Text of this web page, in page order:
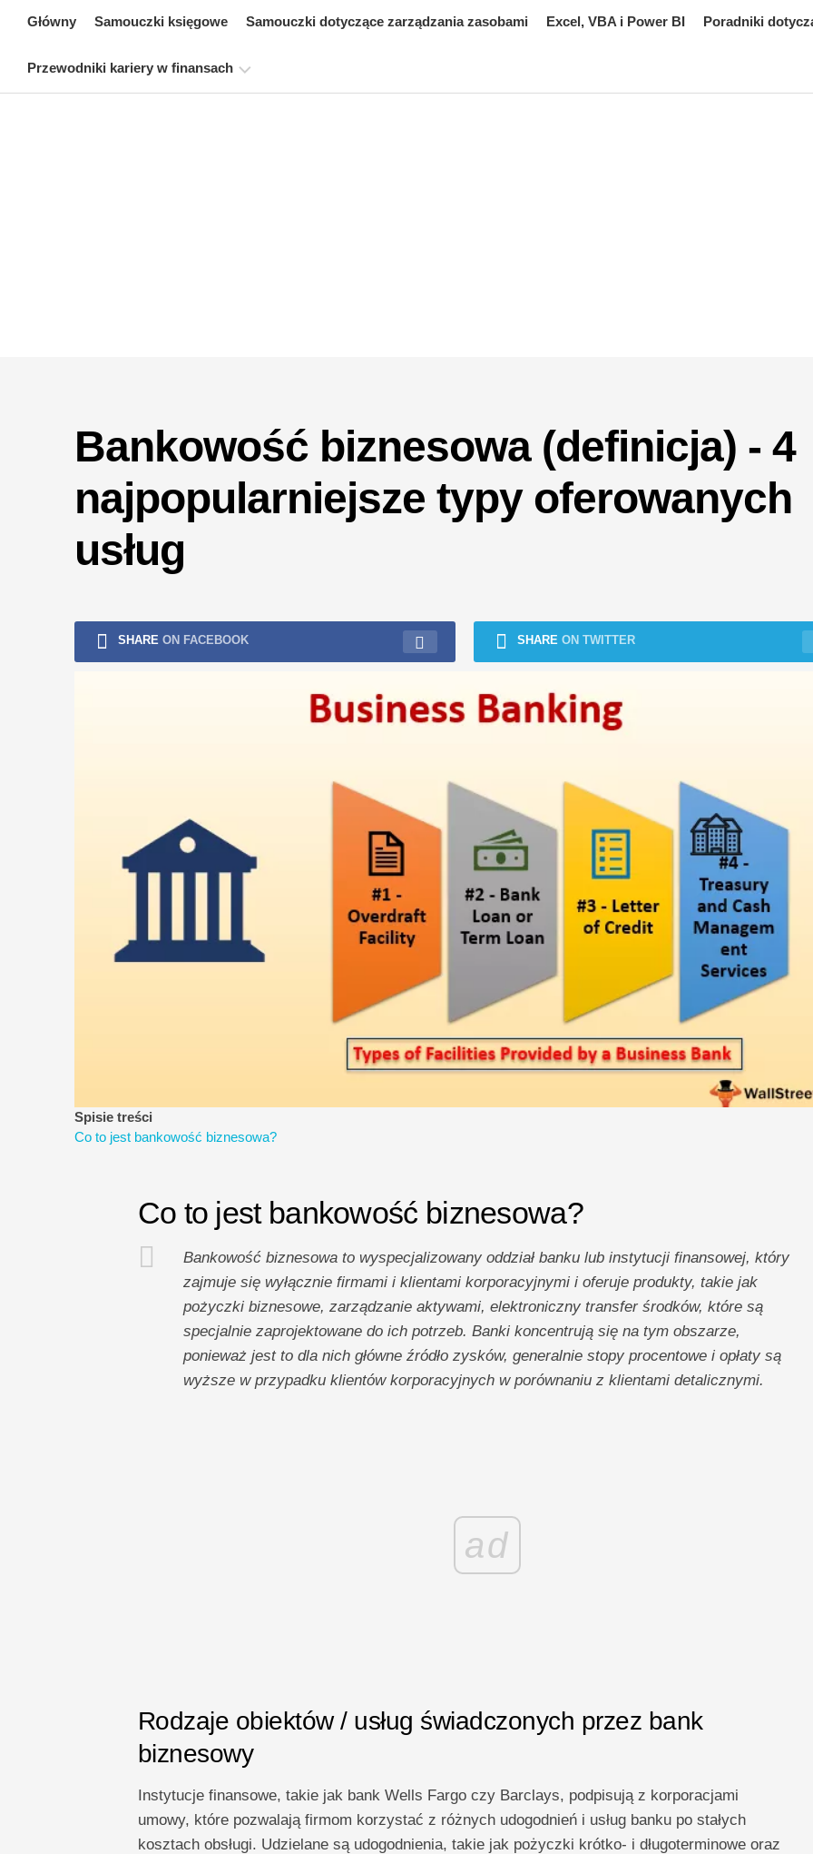
Główny Samouczki księgowe Samouczki dotyczące zarządzania zasobami Excel, VBA i Power BI Poradniki
Przewodniki kariery w finansach
Bankowość biznesowa (definicja) - 4
najpopularniejsze typy oferowanych
usług
SHARE ON FACEBOOK SHARE ON TWITTER
Spisie treści
Co to jest bankowość biznesowa?
Co to jest bankowość biznesowa?
Bankowość biznesowa to wyspecjalizowany oddział banku lub instytucji finansowej, który
zajmuje się wyłącznie firmami i klientami korporacyjnymi i oferuje produkty, takie jak
pożyczki biznesowe, zarządzanie aktywami, elektroniczny transfer środków, które są
specjalnie zaprojektowane do ich potrzeb. Banki koncentrują się na tym obszarze,
ponieważ jest to dla nich główne źródło zysków, generalnie stopy procentowe i opłaty są
wyższe w przypadku klientów korporacyjnych w porównaniu z klientami detalicznymi.
ad
Rodzaje obiektów / usług świadczonych przez bank
biznesowy
Instytucje finansowe, takie jak bank Wells Fargo czy Barclays, podpisują z korporacjami
umowy, które pozwalają firmom korzystać z różnych udogodnień i usług banku po stałych
kosztach obsługi. Udzielane są udogodnienia, takie jak pożyczki krótko- i długoterminowe oraz